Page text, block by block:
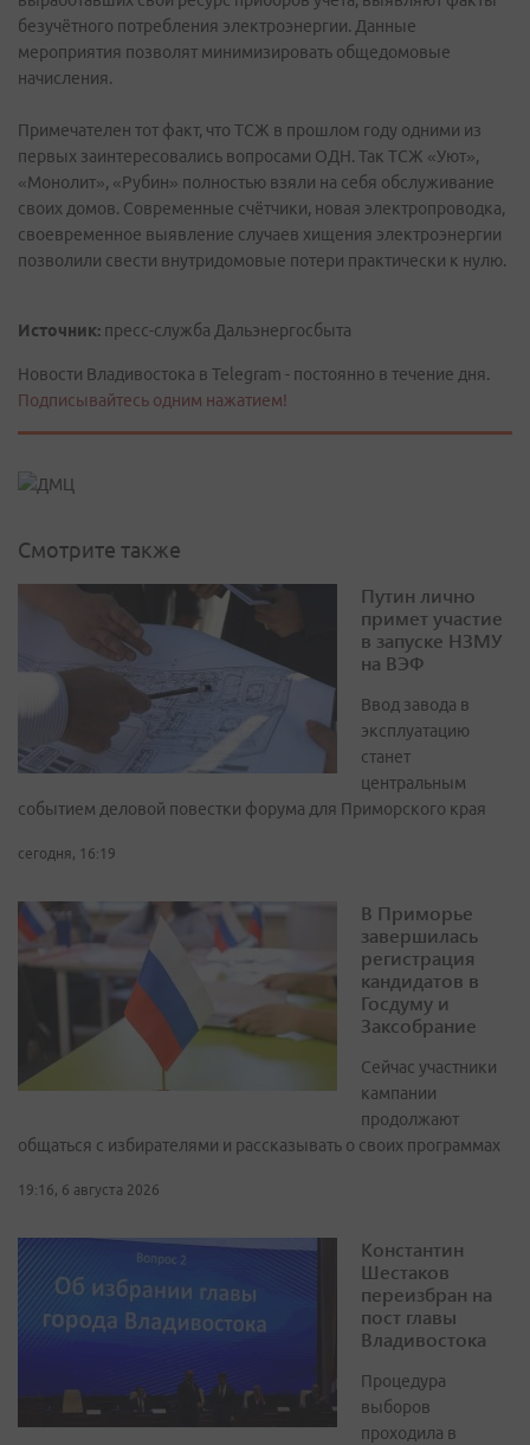
безучётного потребления электроэнергии. Данные
мероприятия позволят минимизировать общедомовые
начисления.
Примечателен тот факт, что ТСЖ в прошлом году одними из
первых заинтересовались вопросами ОДН. Так ТСЖ «Уют»,
«Монолит», «Рубин» полностью взяли на себя обслуживание
своих домов. Современные счётчики, новая электропроводка,
своевременное выявление случаев хищения электроэнергии
позволили свести внутридомовые потери практически к нулю.
Источник: пресс-служба Дальэнергосбыта
Новости Владивостока в Telegram - постоянно в течение дня.
Подписывайтесь одним нажатием!
Смотрите также
Путин лично
примет участие
в запуске НЗМУ
на ВЭФ
Ввод завода в
эксплуатацию
станет
центральным
событием деловой повестки форума для Приморского края
сегодня, 16:19
В Приморье
завершилась
регистрация
кандидатов в
Госдуму и
Заксобрание
Сейчас участники
кампании
продолжают
общаться с избирателями и рассказывать о своих программах
19:16, 6 августа 2026
Константин
Шестаков
переизбран на
пост главы
Владивостока
Процедура
выборов
проходила в